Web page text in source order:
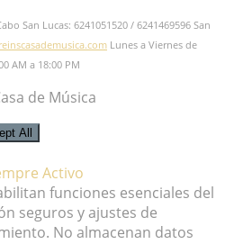
San Lucas: 6241051520 / 6241469596 San
Lunes a Viernes de
AM a 18:00 PM
de Música
All
Activo
funciones esenciales del
seguros y ajustes de
No almacenan datos